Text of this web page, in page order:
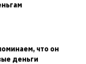
что он
деньги